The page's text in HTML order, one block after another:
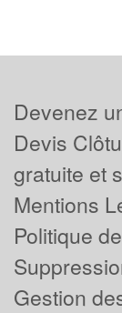
Devenez
Devis
gratuite et
Mentions
Politique
Gestion